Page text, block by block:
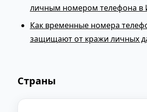
личным номером телефона в
Как временные номера
защищают от кражи личных
Страны